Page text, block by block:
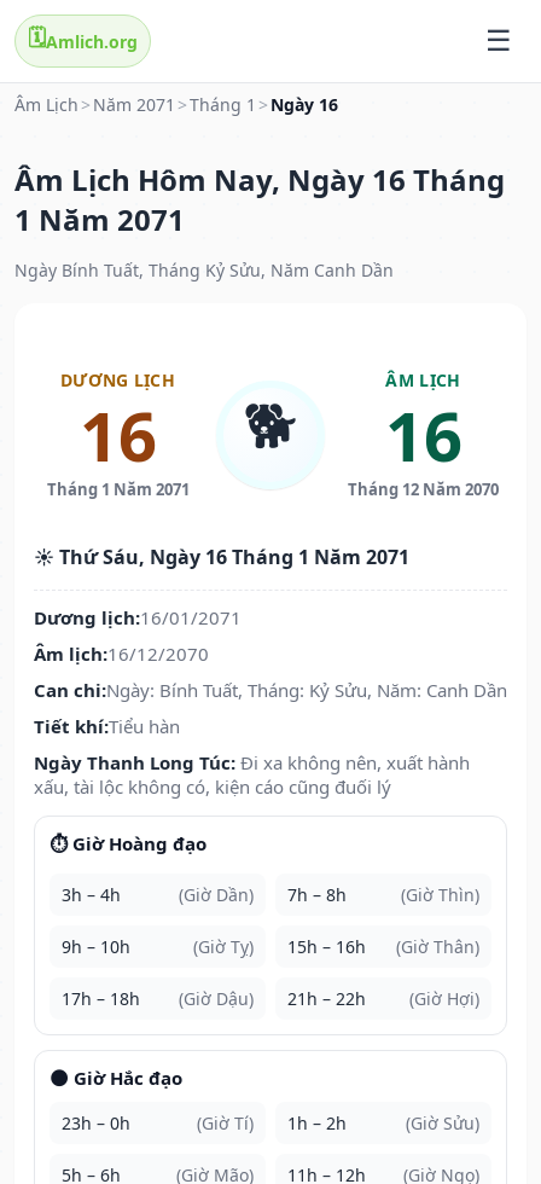
🗓️Amlich.org
Âm Lịch > Năm 2071 >Tháng 1 > Ngày 16
Âm Lịch Hôm Nay, Ngày 16 Tháng
1 Năm 2071
Ngày Bính Tuất, Tháng Kỷ Sửu, Năm Canh Dần
DƯƠNG LỊCH
16
Tháng 1 Năm 2071
🐕
ÂM LỊCH
16
Tháng 12 Năm 2070
☀️ Thứ Sáu, Ngày 16 Tháng 1 Năm 2071
Dương lịch:16/01/2071
Âm lịch:16/12/2070
Can chi:Ngày: Bính Tuất, Tháng: Kỷ Sửu, Năm: Canh Dần
Tiết khí:Tiểu hàn
Ngày Thanh Long Túc: Đi xa không nên, xuất hành
xấu, tài lộc không có, kiện cáo cũng đuối lý
⏱️ Giờ Hoàng đạo
3h – 4h (Giờ Dần) 7h – 8h (Giờ Thìn)
9h – 10h (Giờ Tỵ) 15h – 16h (Giờ Thân)
17h – 18h (Giờ Dậu) 21h – 22h (Giờ Hợi)
🌑 Giờ Hắc đạo
23h – 0h (Giờ Tí) 1h – 2h (Giờ Sửu)
5h – 6h (Giờ Mão) 11h – 12h (Giờ Ngọ)